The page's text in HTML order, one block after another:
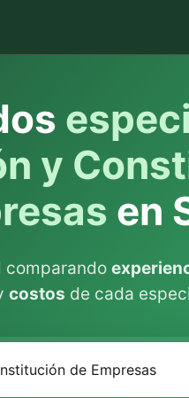
y
en
comparando
costos de cada